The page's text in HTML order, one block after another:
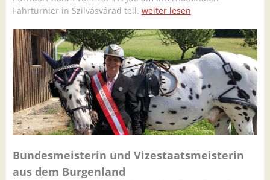
Fahrturnier in Szilvásvárad teil. weiter lesen
Bundesmeisterin und Vizestaatsmeisterin
aus dem Burgenland